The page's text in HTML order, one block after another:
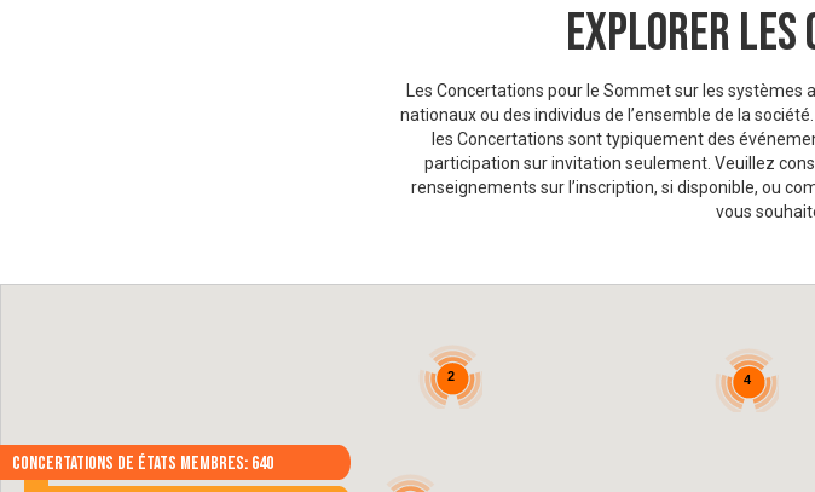
Explorer les
Les Concertations pour le Sommet sur les
nationaux ou des individus de l’ensemble de la
les Concertations sont typiquement des
participation sur invitation seulement. Veuillez
renseignements sur l’inscription, si disponible, ou
vous
Concertations de États membres: 640
2
4